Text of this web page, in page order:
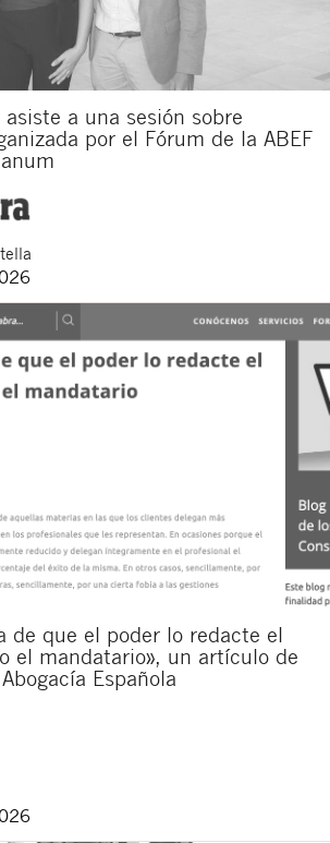
a una sesión sobre
por el Fórum de la ABEF
de que el poder lo redacte el
el mandatario», un artículo de
Española